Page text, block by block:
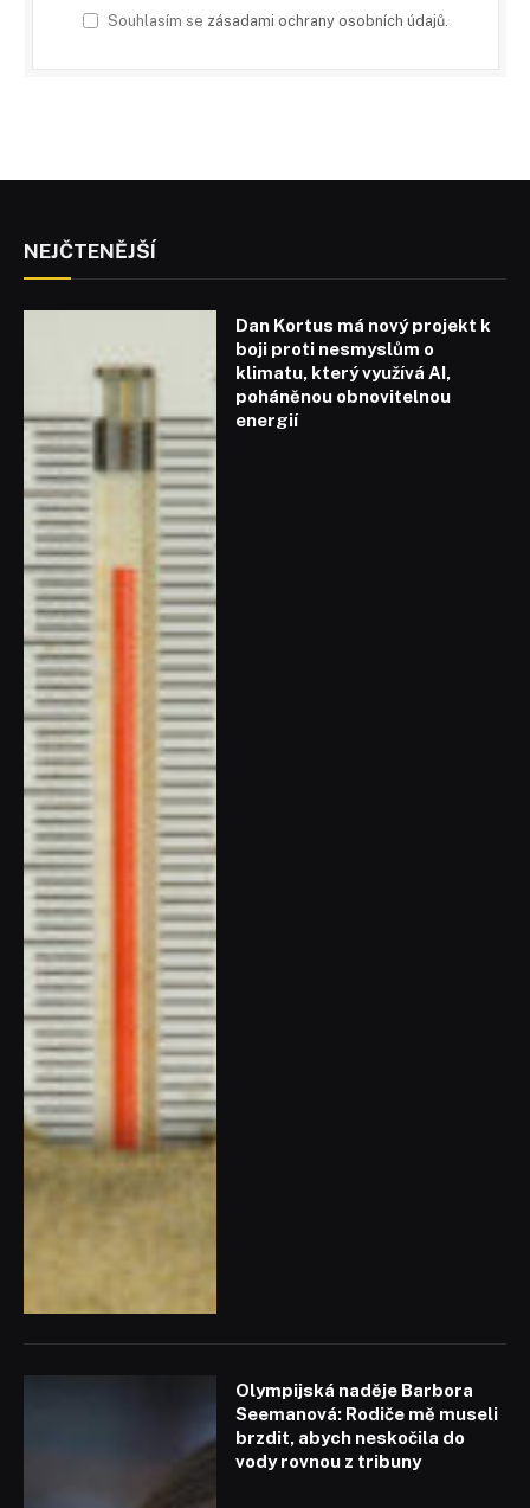
Souhlasím se zásadami ochrany osobních údajů.
NEJČTENĚJŠÍ
Dan Kortus má nový projekt k
boji proti nesmyslům o
klimatu, který využívá AI,
poháněnou obnovitelnou
energií
Olympijská naděje Barbora
Seemanová: Rodiče mě museli
brzdit, abych neskočila do
vody rovnou z tribuny